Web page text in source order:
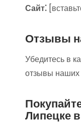
Сайт⁚
Отзывы
Убедитесь в
отзывы наших
Липецке